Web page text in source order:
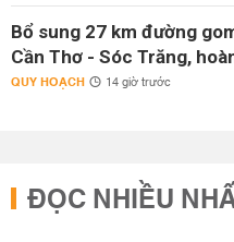
Bổ sung 27 km đường
Cần Thơ - Sóc Trăng,
QUY HOẠCH 14 giờ trước
ĐỌC NHIỀU